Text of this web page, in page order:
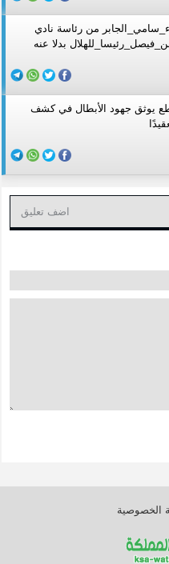
من رئاسة نادي
بدلا عنه
يوثق جهود الأبطال في كشف
اضف تعليق
الخصوصية